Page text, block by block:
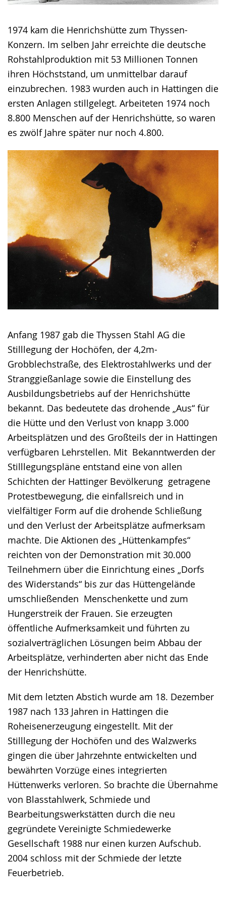
1974 kam die Henrichshütte zum Thyssen-
Konzern. Im selben Jahr erreichte die deutsche
Rohstahlproduktion mit 53 Millionen Tonnen
ihren Höchststand, um unmittelbar darauf
einzubrechen. 1983 wurden auch in Hattingen die
ersten Anlagen stillgelegt. Arbeiteten 1974 noch
8.800 Menschen auf der Henrichshütte, so waren
es zwölf Jahre später nur noch 4.800.
Anfang 1987 gab die Thyssen Stahl AG die
Stilllegung der Hochöfen, der 4,2m-
Grobblechstraße, des Elektrostahlwerks und der
Stranggießanlage sowie die Einstellung des
Ausbildungsbetriebs auf der Henrichshütte
bekannt. Das bedeutete das drohende „Aus“ für
die Hütte und den Verlust von knapp 3.000
Arbeitsplätzen und des Großteils der in Hattingen
verfügbaren Lehrstellen. Mit Bekanntwerden der
Stilllegungspläne entstand eine von allen
Schichten der Hattinger Bevölkerung getragene
Protestbewegung, die einfallsreich und in
vielfältiger Form auf die drohende Schließung
und den Verlust der Arbeitsplätze aufmerksam
machte. Die Aktionen des „Hüttenkampfes“
reichten von der Demonstration mit 30.000
Teilnehmern über die Einrichtung eines „Dorfs
des Widerstands“ bis zur das Hüttengelände
umschließenden Menschenkette und zum
Hungerstreik der Frauen. Sie erzeugten
öffentliche Aufmerksamkeit und führten zu
sozialverträglichen Lösungen beim Abbau der
Arbeitsplätze, verhinderten aber nicht das Ende
der Henrichshütte.
Mit dem letzten Abstich wurde am 18. Dezember
1987 nach 133 Jahren in Hattingen die
Roheisenerzeugung eingestellt. Mit der
Stilllegung der Hochöfen und des Walzwerks
gingen die über Jahrzehnte entwickelten und
bewährten Vorzüge eines integrierten
Hüttenwerks verloren. So brachte die Übernahme
von Blasstahlwerk, Schmiede und
Bearbeitungswerkstätten durch die neu
gegründete Vereinigte Schmiedewerke
Gesellschaft 1988 nur einen kurzen Aufschub.
2004 schloss mit der Schmiede der letzte
Feuerbetrieb.